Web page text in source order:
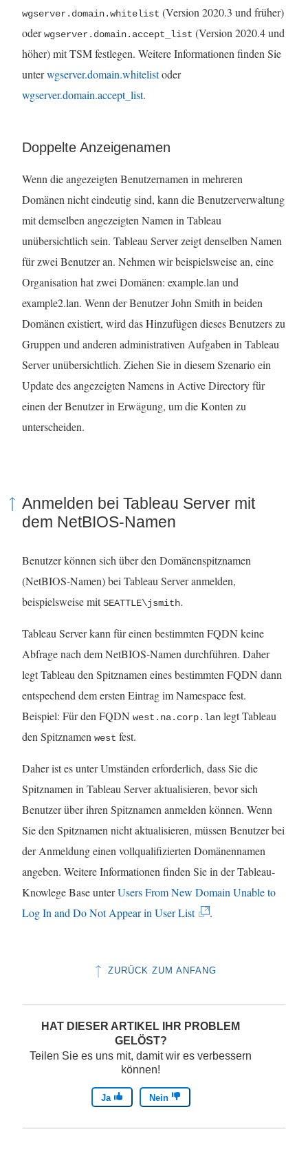
wgserver.domain.whitelist (Version 2020.3 und früher)
oderwgserver.domain.accept_list (Version 2020.4 und
höher) mit TSM festlegen. Weitere Informationen finden Sie
unterwgserver.domain.whitelistoder
wgserver.domain.accept_list.
Doppelte Anzeigenamen
Wenn die angezeigten Benutzernamen in mehreren
Domänen nicht eindeutig sind, kann die Benutzerverwaltung
mit demselben angezeigten Namen in Tableau
unübersichtlich sein. Tableau Server zeigt denselben Namen
für zwei Benutzer an. Nehmen wir beispielsweise an, eine
Organisation hat zwei Domänen: example.lan und
example2.lan. Wenn der Benutzer John Smith in beiden
Domänen existiert, wird das Hinzufügen dieses Benutzers zu
Gruppen und anderen administrativen Aufgaben in Tableau
Server unübersichtlich. Ziehen Sie in diesem Szenario ein
Update des angezeigten Namens in Active Directory für
einen der Benutzer in Erwägung, um die Konten zu
unterscheiden.
Anmelden bei Tableau Server mit
dem NetBIOS-Namen
Benutzer können sich über den Domänenspitznamen
(NetBIOS-Namen) bei Tableau Server anmelden,
beispielsweise mitSEATTLE\jsmith.
Tableau Server kann für einen bestimmten FQDN keine
Abfrage nach dem NetBIOS-Namen durchführen. Daher
legt Tableau den Spitznamen eines bestimmten FQDN dann
entspechend dem ersten Eintrag im Namespace fest.
Beispiel: Für den FQDN west.na.corp.lan legt Tableau
den Spitznamen west fest.
Daher ist es unter Umständen erforderlich, dass Sie die
Spitznamen in Tableau Server aktualisieren, bevor sich
Benutzer über ihren Spitznamen anmelden können. Wenn
Sie den Spitznamen nicht aktualisieren, müssen Benutzer bei
der Anmeldung einen vollqualifizierten Domänennamen
angeben. Weitere Informationen finden Sie in der Tableau-
Knowlege Base unterUsers From New Domain Unable to
Log In and Do Not Appear in User List(
n
r
.
ZURÜCK ZUM ANFANG
HAT DIESER ARTIKEL IHR PROBLEM
GELÖST?
Teilen Sie es uns mit, damit wir es verbessern
können!
Ja Nein